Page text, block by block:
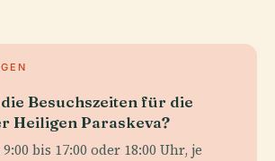
Besuchszeiten für die
Heiligen Paraskeva?
bis 17:00 oder 18:00 Uhr, je